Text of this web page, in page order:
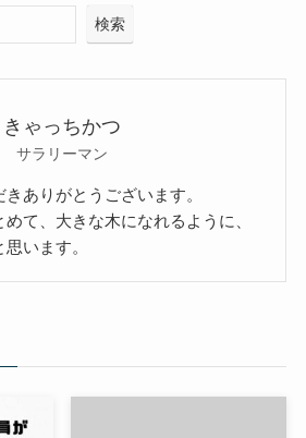
検索
きゃっちかつ
サラリーマン
ありがとうございます。
て、大きな木になれるように、
います。